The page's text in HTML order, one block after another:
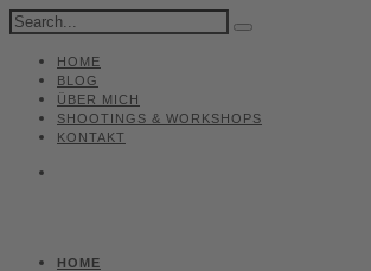
HOME
BLOG
ÜBER MICH
SHOOTINGS & WORKSHOPS
KONTAKT
HOME